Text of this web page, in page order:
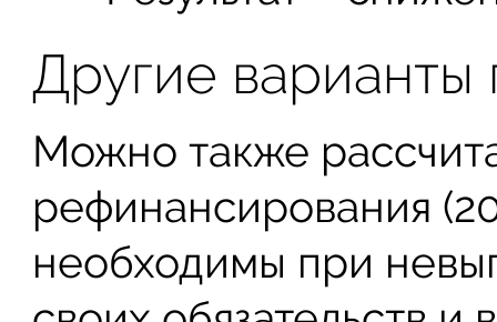
Другие
Можно также
рефинансирования
необходимы при